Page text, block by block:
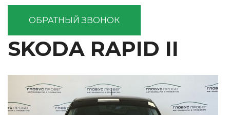
ОБРАТНЫЙ ЗВОНОК
SKODA RAPID II